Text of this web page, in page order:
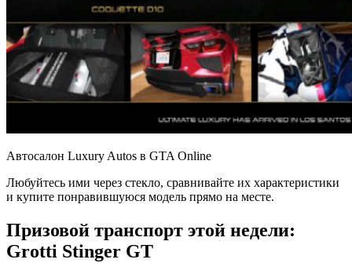
Автосалон Luxury Autos в GTA Online
Любуйтесь ими через стекло, сравнивайте их характеристики
и купите понравившуюся модель прямо на месте.
Призовой транспорт этой недели:
Grotti Stinger GT